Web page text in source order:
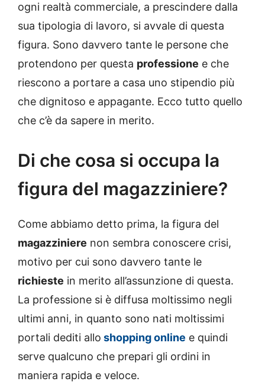
ogni realtà commerciale, a prescindere dalla
sua tipologia di lavoro, si avvale di questa
figura. Sono davvero tante le persone che
protendono per questa professione e che
riescono a portare a casa uno stipendio più
che dignitoso e appagante. Ecco tutto quello
che c’è da sapere in merito.
Di che cosa si occupa la
figura del magazziniere?
Come abbiamo detto prima, la figura del
magazziniere non sembra conoscere crisi,
motivo per cui sono davvero tante le
richieste in merito all’assunzione di questa.
La professione si è diffusa moltissimo negli
ultimi anni, in quanto sono nati moltissimi
portali dediti allo shopping online e quindi
serve qualcuno che prepari gli ordini in
maniera rapida e veloce.